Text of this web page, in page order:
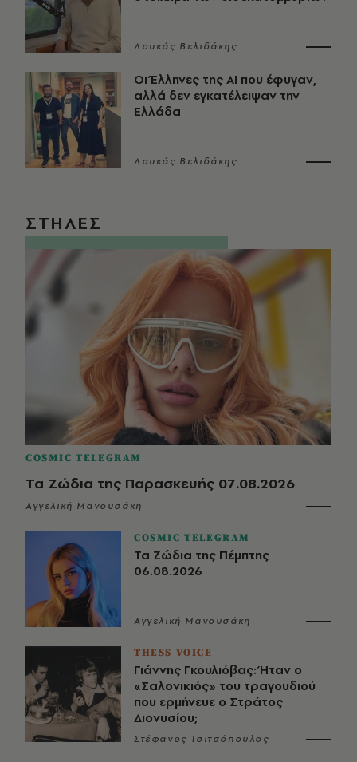
Λουκάς Βελιδάκης
Οι Έλληνες της ΑΙ που έφυγαν,
αλλά δεν εγκατέλειψαν την
Ελλάδα
Λουκάς Βελιδάκης
ΣΤΗΛΕΣ
COSMIC TELEGRAM
Τα Ζώδια της Παρασκευής 07.08.2026
Αγγελική Μανουσάκη
COSMIC TELEGRAM
Τα Ζώδια της Πέμπτης
06.08.2026
Αγγελική Μανουσάκη
THESS VOICE
Γιάννης Γκουλιόβας: Ήταν ο
«Σαλονικιός» του τραγουδιού
που ερμήνευε ο Στράτος
Διονυσίου;
Στέφανος Τσιτσόπουλος